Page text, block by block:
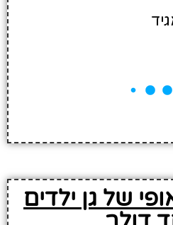
של גן ילדים